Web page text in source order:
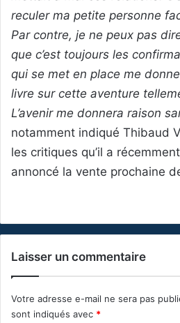
reculer ma petite personne
Par contre, je ne peux pas
que c’est toujours les
qui se met en place me
livre sur cette aventure
L’avenir me donnera raison
notamment indiqué Thibaud
les critiques qu’il a
annoncé la vente prochaine
Laisser un commentaire
Votre adresse e-mail ne sera pas
sont indiqués avec *